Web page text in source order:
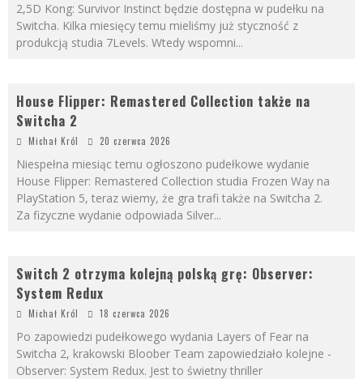
2,5D Kong: Survivor Instinct będzie dostępna w pudełku na
Switcha. Kilka miesięcy temu mieliśmy już styczność z
produkcją studia 7Levels. Wtedy wspomni...
House Flipper: Remastered Collection także na
Switcha 2
Michał Król 20 czerwca 2026
Niespełna miesiąc temu ogłoszono pudełkowe wydanie
House Flipper: Remastered Collection studia Frozen Way na
PlayStation 5, teraz wiemy, że gra trafi także na Switcha 2.
Za fizyczne wydanie odpowiada Silver...
Switch 2 otrzyma kolejną polską grę: Observer:
System Redux
Michał Król 18 czerwca 2026
Po zapowiedzi pudełkowego wydania Layers of Fear na
Switcha 2, krakowski Bloober Team zapowiedziało kolejne -
Observer: System Redux. Jest to świetny thriller